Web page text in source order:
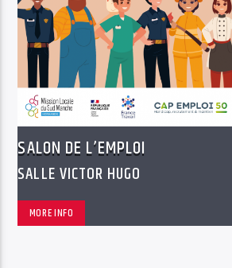
SALON DE L’EMPLOI
SALLE VICTOR HUGO
MORE INFO